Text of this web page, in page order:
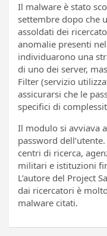
Il malware è stato
settembre dopo che
assoldati dei
anomalie presenti
individuarono una
di uno dei server,
Filter (servizio
assicurarsi che le
specifici di
Il modulo si avviava
password
centri di ricerca,
militari e istituzioni
L’autore del Project
dai ricercatori è
malware citati.